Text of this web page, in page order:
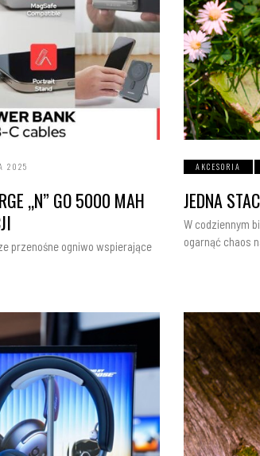
2025
„N” GO 5000 MAH
przenośne ogniwo wspierające
AKCESORIA
JEDNA
W codziennym
ogarnąć chaos